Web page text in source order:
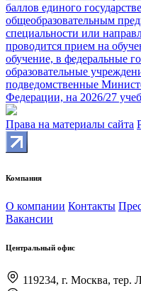
баллов единого
общеобразовательным
специальности или
проводится прием на
обучение, в федеральные
образовательные
подведомственные
Федерации, на 2026/27
Права на материалы сайта
Компания
О компании Контакты
Вакансии
Центральный офис
119234, г. Москва, тер.